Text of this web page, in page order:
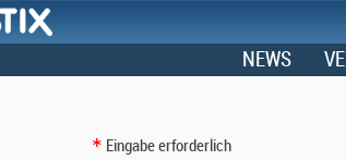
NEWS
Eingabe erforderlich